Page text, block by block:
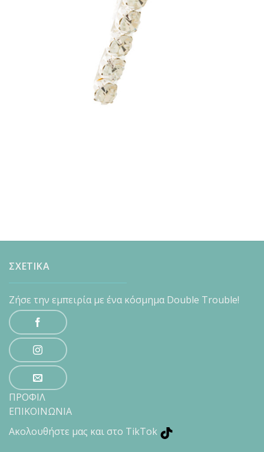
ΣΧΕΤΙΚΑ
Ζήσε την εμπειρία με ένα κόσμημα Double Trouble!
ΠΡΟΦΙΛ
ΕΠΙΚΟΙΝΩΝΙΑ
Ακολουθήστε μας και στο TikTok